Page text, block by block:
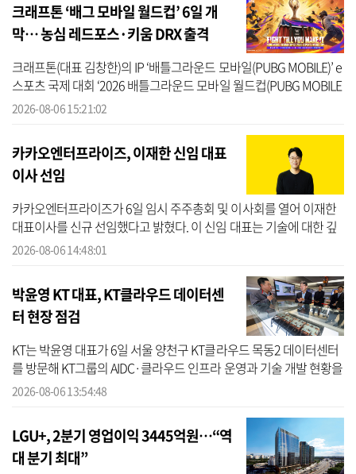
크래프톤 ‘배그 모바일 월드컵’ 6일 개
막… 농심 레드포스·키움 DRX 출격
크래프톤(대표 김창한)의 IP ‘배틀그라운드 모바일(PUBG MOBILE)’ e
스포츠 국제 대회 ‘2026 배틀그라운드 모바일 월드컵(PUBG MOBILE
World Cup, 이하 2026 PMWC)’이 6일 프랑스 파리에서 개막한다.
2026-08-06 15:21:02
카카오엔터프라이즈, 이재한 신임 대표
이사 선임
카카오엔터프라이즈가 6일 임시 주주총회 및 이사회를 열어 이재한
대표이사를 신규 선임했다고 밝혔다. 이 신임 대표는 기술에 대한 깊
은 이해를 바탕으로 클라우드인프라/디지털전환(DX)부문장, 사업부
2026-08-06 14:48:01
박윤영 KT 대표, KT클라우드 데이터센
터 현장 점검
KT는 박윤영 대표가 6일 서울 양천구 KT클라우드 목동2 데이터센터
를 방문해 KT그룹의 AIDC·클라우드 인프라 운영과 기술 개발 현황을
점검했다고 밝혔다. 이번 방문은 ‘AX 플랫폼 컴퍼니’의 핵심 인프라인
2026-08-06 13:54:48
LGU+, 2분기 영업이익 3445억원…“역
대 분기 최대”